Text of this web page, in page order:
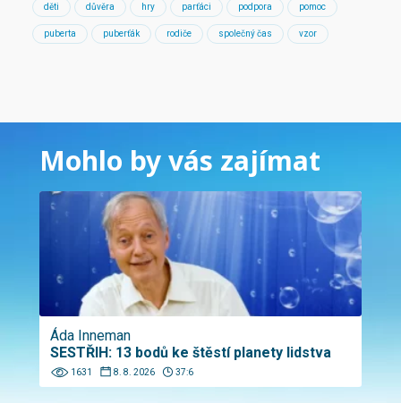
děti důvěra hry parťáci podpora pomoc
puberta puberťák rodiče společný čas vzor
Mohlo by vás zajímat
Áda Inneman
SESTŘIH: 13 bodů ke štěstí planety lidstva
1631 8. 8. 2026 37:6